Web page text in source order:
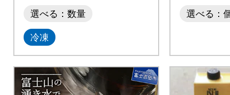
選べる：数量
冷凍
選べる：